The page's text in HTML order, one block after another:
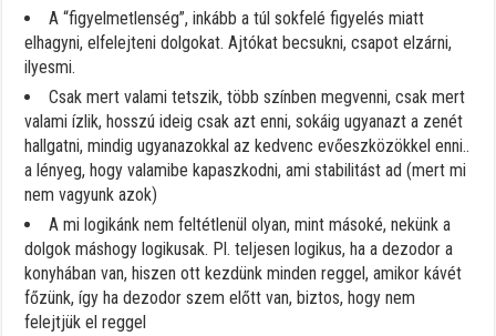
A “figyelmetlenség”, inkább a túl sokfelé figyelés miatt
elhagyni, elfelejteni dolgokat. Ajtókat becsukni, csapot elzárni,
ilyesmi.
Csak mert valami tetszik, több színben megvenni, csak mert
valami ízlik, hosszú ideig csak azt enni, sokáig ugyanazt a zenét
hallgatni, mindig ugyanazokkal az kedvenc evőeszközökkel enni..
a lényeg, hogy valamibe kapaszkodni, ami stabilitást ad (mert mi
nem vagyunk azok)
A mi logikánk nem feltétlenül olyan, mint másoké, nekünk a
dolgok máshogy logikusak. Pl. teljesen logikus, ha a dezodor a
konyhában van, hiszen ott kezdünk minden reggel, amikor kávét
főzünk, így ha dezodor szem előtt van, biztos, hogy nem
felejtjük el reggel